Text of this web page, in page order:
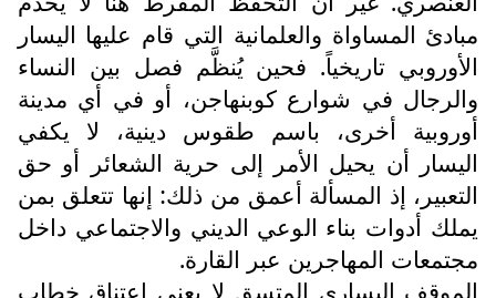
مبادئ المساواة والعلمانية التي قام عليها اليسار
الأوروبي تاريخياً. فحين يُنظَّم فصل بين النساء
والرجال في شوارع كوبنهاجن، أو في أي مدينة
أوروبية أخرى، باسم طقوس دينية، لا يكفي
اليسار أن يحيل الأمر إلى حرية الشعائر أو حق
التعبير، إذ المسألة أعمق من ذلك: إنها تتعلق بمن
يملك أدوات بناء الوعي الديني والاجتماعي داخل
مجتمعات المهاجرين عبر القارة.
الموقف اليساري المتسق لا يعني اعتناق خطاب